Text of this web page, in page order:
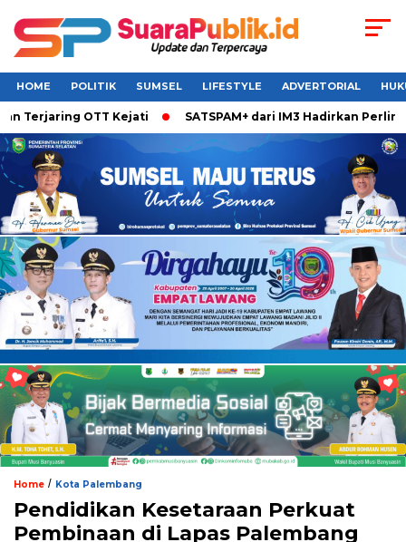
HOME POLITIK SUMSEL LIFESTYLE ADVERTORIAL
Terjaring OTT Kejati SATSPAM+ dari IM3 Hadirkan
Home / Kota Palembang
Pendidikan Kesetaraan Perkuat
Pembinaan di Lapas Palembang